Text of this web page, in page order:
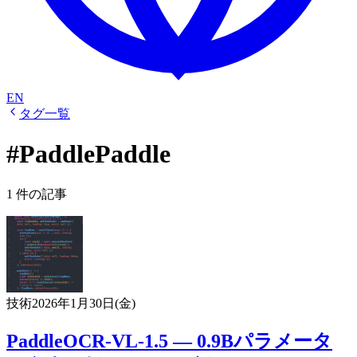
EN
タグ一覧
#PaddlePaddle
1 件の記事
技術2026年1月30日(金)
PaddleOCR-VL-1.5 — 0.9Bパラメータ